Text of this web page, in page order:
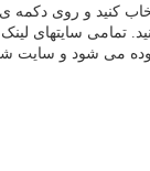
کنید و روی دکمه
تمامی سایتهای
می شود و سایت